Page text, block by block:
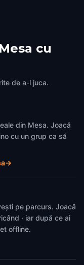
cu
de a-l juca.
din Mesa. Joacă
cu un grup ca să
→
pe parcurs. Joacă
· iar după ce ai
offline.